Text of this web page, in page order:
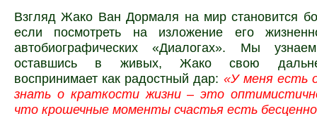
Взгляд Жако Ван Дормаля на мир становится
если посмотреть на изложение его
автобиографических «Диалогах». Мы
оставшись в живых, Жако свою
воспринимает как радостный дар: «У меня есть
знать о краткости жизни – это
что крошечные моменты счастья есть